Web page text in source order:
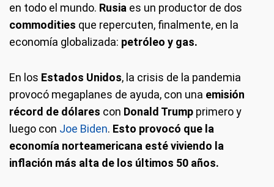
en todo el mundo. Rusia es un productor de dos
commodities que repercuten, finalmente, en la
economía globalizada: petróleo y gas.
En los Estados Unidos, la crisis de la pandemia
provocó megaplanes de ayuda, con una emisión
récord de dólares con Donald Trump primero y
luego con Joe Biden. Esto provocó que la
economía norteamericana esté viviendo la
inflación más alta de los últimos 50 años.